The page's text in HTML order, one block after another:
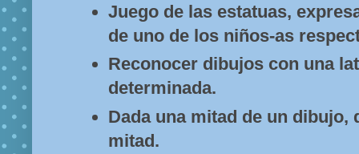
Juego de las estatuas,
de uno de los niños-as
Reconocer dibujos con una
determinada.
Dada una mitad de un dibujo,
mitad.